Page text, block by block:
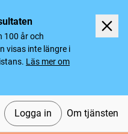
100 år och
visas inte längre i
Läs mer om
Logga in Om tjänsten